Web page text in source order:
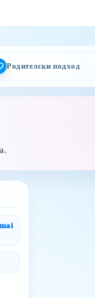
Родителски подход